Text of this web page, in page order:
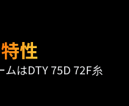
性
はDTY 75D 72F糸